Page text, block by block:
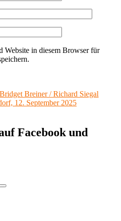
Website in diesem Browser für
Breiner / Richard Siegal
12. September 2025
Facebook und
Suchen